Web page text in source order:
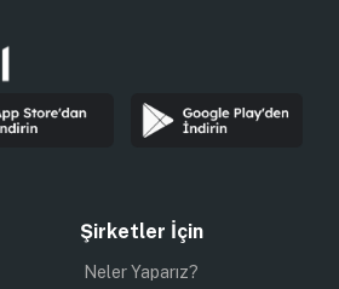
Şirketler İçin
Neler Yaparız?